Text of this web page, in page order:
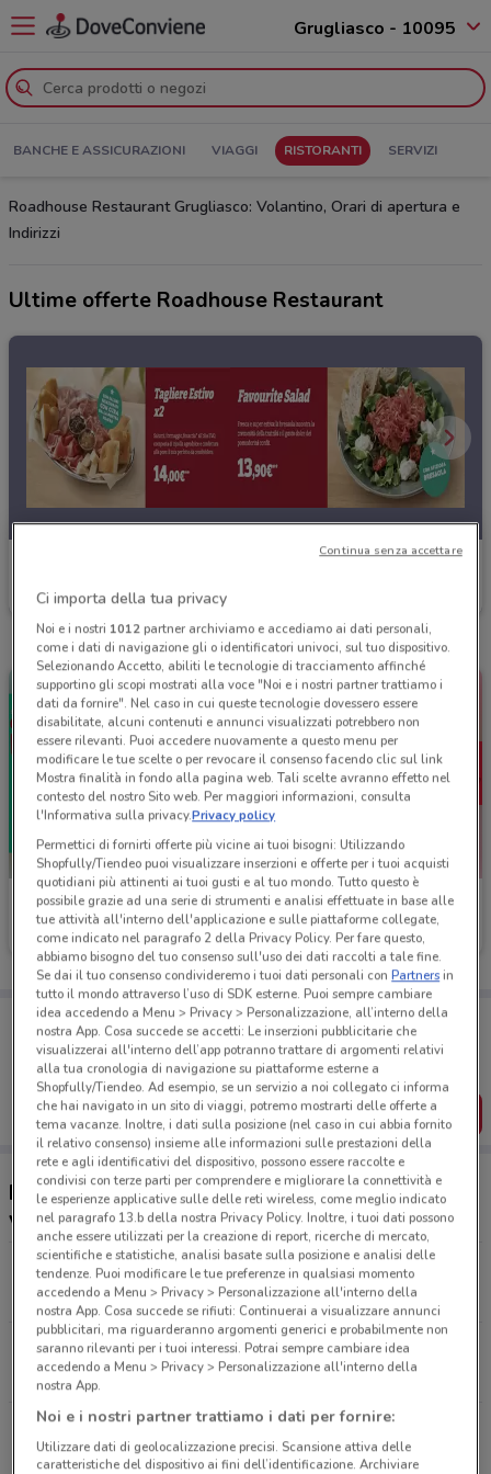
Grugliasco - 10095
BANCHE E ASSICURAZIONI VIAGGI RISTORANTI SERVIZI
Roadhouse Restaurant Grugliasco: Volantino, Orari di apertura e
Indirizzi
Ultime offerte Roadhouse Restaurant
Scade il 18/08
Roadhouse Restaurant
Scade il 18/08 3.8 km
Roadhouse Restaurant
Scade il 18/08
Porta DoveConviene sempre con te!
Puoi trovare le migliori offerte dei negozi vicino a te,
salvarle e creare la tua lista del risparmio, comodamente
dal tuo cellulare.
SCARICA L’APP
Ristoranti Roadhouse Restaurant nelle
vicinanze
Via Rocciamelone, 1 Collegno
3.8 km
APERTO
Corso Primo Lev Rivoli
3.8 km
viale del Risorgimento Beinasco
4.2 km
APERTO
Ci importa della tua privacy
Noi e i nostri 1012partner archiviamo e accediamo ai dati personali,
come i dati di navigazione gli o identificatori univoci, sul tuo dispositivo.
Selezionando Accetto, abiliti le tecnologie di tracciamento affinché
supportino gli scopi mostrati alla voce "Noi e i nostri partner trattiamo i
dati da fornire". Nel caso in cui queste tecnologie dovessero essere
disabilitate, alcuni contenuti e annunci visualizzati potrebbero non
essere rilevanti. Puoi accedere nuovamente a questo menu per
modificare le tue scelte o per revocare il consenso facendo clic sul link
Mostra finalità in fondo alla pagina web. Tali scelte avranno effetto nel
contesto del nostro Sito web. Per maggiori informazioni, consulta
l'Informativa sulla privacy.Privacy policy
Permettici di fornirti offerte più vicine ai tuoi bisogni: Utilizzando
Shopfully/Tiendeo puoi visualizzare inserzioni e offerte per i tuoi acquisti
quotidiani più attinenti ai tuoi gusti e al tuo mondo. Tutto questo è
possibile grazie ad una serie di strumenti e analisi effettuate in base alle
tue attività all'interno dell'applicazione e sulle piattaforme collegate,
come indicato nel paragrafo 2 della Privacy Policy. Per fare questo,
abbiamo bisogno del tuo consenso sull'uso dei dati raccolti a tale fine.
Se dai il tuo consenso condivideremo i tuoi dati personali conPartnersin
tutto il mondo attraverso l’uso di SDK esterne. Puoi sempre cambiare
idea accedendo a Menu > Privacy > Personalizzazione, all’interno della
nostra App. Cosa succede se accetti: Le inserzioni pubblicitarie che
visualizzerai all'interno dell’app potranno trattare di argomenti relativi
alla tua cronologia di navigazione su piattaforme esterne a
Shopfully/Tiendeo. Ad esempio, se un servizio a noi collegato ci informa
che hai navigato in un sito di viaggi, potremo mostrarti delle offerte a
tema vacanze. Inoltre, i dati sulla posizione (nel caso in cui abbia fornito
il relativo consenso) insieme alle informazioni sulle prestazioni della
rete e agli identificativi del dispositivo, possono essere raccolte e
condivisi con terze parti per comprendere e migliorare la connettività e
le esperienze applicative sulle delle reti wireless, come meglio indicato
nel paragrafo 13.b della nostra Privacy Policy. Inoltre, i tuoi dati possono
anche essere utilizzati per la creazione di report, ricerche di mercato,
scientifiche e statistiche, analisi basate sulla posizione e analisi delle
tendenze. Puoi modificare le tue preferenze in qualsiasi momento
accedendo a Menu > Privacy > Personalizzazione all'interno della
nostra App. Cosa succede se rifiuti: Continuerai a visualizzare annunci
pubblicitari, ma riguarderanno argomenti generici e probabilmente non
saranno rilevanti per i tuoi interessi. Potrai sempre cambiare idea
accedendo a Menu > Privacy > Personalizzazione all'interno della
nostra App.
Noi e i nostri partner trattiamo i dati per fornire:
Utilizzare dati di geolocalizzazione precisi. Scansione attiva delle
caratteristiche del dispositivo ai fini dell’identificazione. Archiviare
Continua senza accettare